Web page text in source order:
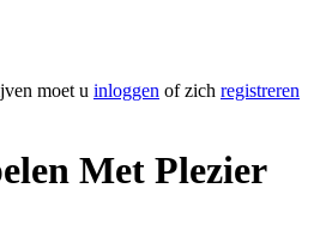
moet u inloggen of zich registreren
Met Plezier